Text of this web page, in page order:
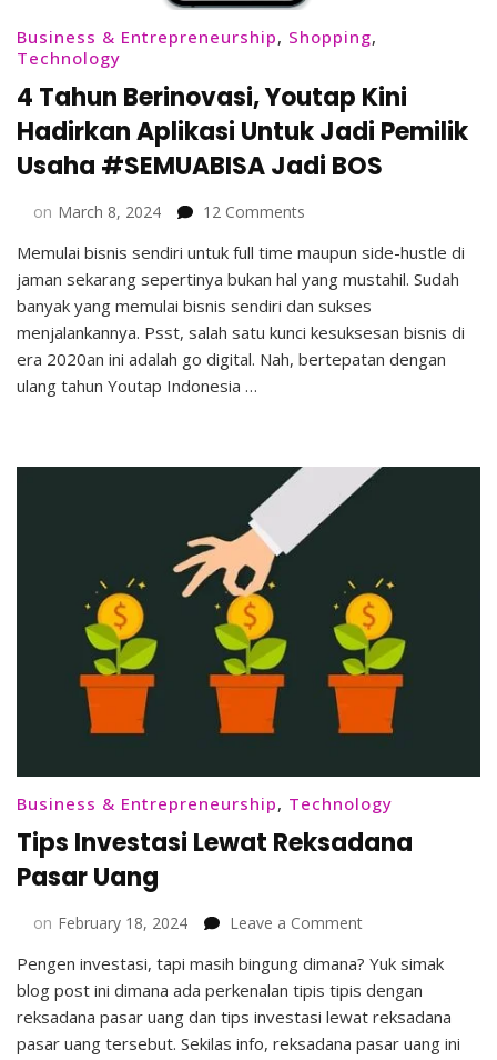
Business & Entrepreneurship, Shopping,
Technology
4 Tahun Berinovasi, Youtap Kini
Hadirkan Aplikasi Untuk Jadi Pemilik
Usaha #SEMUABISA Jadi BOS
on March 8, 2024 12 Comments
Tahun
Berinovasi,
Youtap
Kini
Hadirkan
Aplikasi
Usaha
#SEMUABISA
Jadi
BOS
Memulai bisnis sendiri untuk full time maupun side-hustle di
jaman sekarang sepertinya bukan hal yang mustahil. Sudah
banyak yang memulai bisnis sendiri dan sukses
menjalankannya. Psst, salah satu kunci kesuksesan bisnis di
era 2020an ini adalah go digital. Nah, bertepatan dengan
ulang tahun Youtap Indonesia …
Business & Entrepreneurship, Technology
Tips Investasi Lewat Reksadana
Pasar Uang
on February 18, 2024 Leave a Commenton
Investasi
Lewat
Reksadana
Pasar
Pengen investasi, tapi masih bingung dimana? Yuk simak
blog post ini dimana ada perkenalan tipis tipis dengan
reksadana pasar uang dan tips investasi lewat reksadana
pasar uang tersebut. Sekilas info, reksadana pasar uang ini